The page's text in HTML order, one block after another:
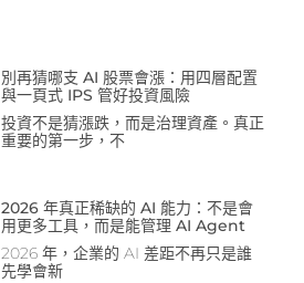
別再猜哪支 AI 股票會漲：用四層配置
與一頁式 IPS 管好投資風險
投資不是猜漲跌，而是治理資產。真正
重要的第一步，不
2026 年真正稀缺的 AI 能力：不是會
用更多工具，而是能管理 AI Agent
2026 年，企業的 AI 差距不再只是誰
先學會新